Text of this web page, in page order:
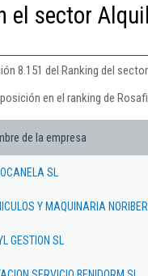
el sector
8.151 del Ranking del
en el ranking de
de la empresa
SL
Y MAQUINARIA
GESTION SL